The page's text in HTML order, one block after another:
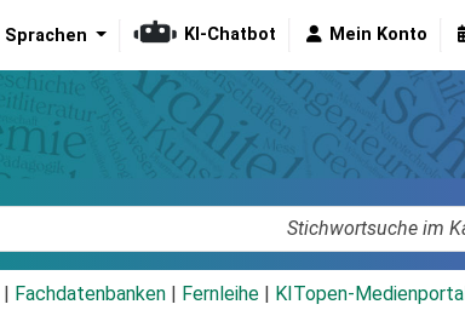
Sprachen KI-Chatbot Mein Konto
Fachdatenbanken Fernleihe KITopen-Medienportal